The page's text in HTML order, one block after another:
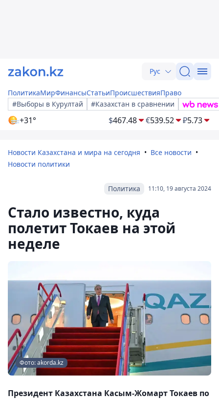
Рус
ПолитикаМирФинансыСтатьиПроисшествияПраво
#Выборы в Курултай
#Казахстан в сравнении
+31° $467.48 €539.52 ₽5.73
Новости Казахстана и мира на сегодня
Все новости
Новости политики
11:10, 19 августа 2024
Политика
Стало известно, куда
полетит Токаев на этой
неделе
Фото: akorda.kz
Президент Казахстана Касым-Жомарт Токаев по